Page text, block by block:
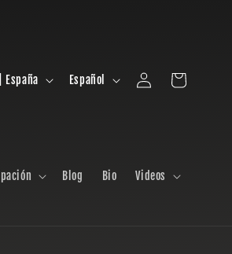
Blog Bio Videos
€ | España
o
Español
Iniciar
sesión
Carrito